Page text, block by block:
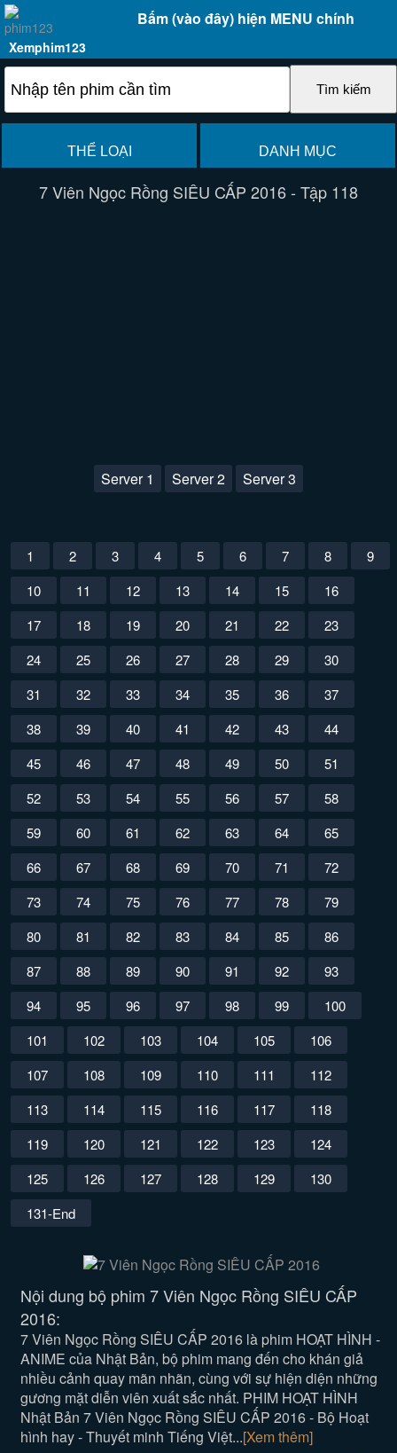
Bấm (vào đây) hiện MENU chính
Xemphim123
THỂ LOẠI DANH MỤC
7 Viên Ngọc Rồng SIÊU CẤP 2016 - Tập 118
Server 1 Server 2 Server 3
1 2 3 4 5 6 7 8
9
10
11 12 13 14 15
16
17
18 19 20 21 22
23
24
25 26 27 28 29
30
31
32 33 34 35 36
37
38
39 40 41 42 43
44
45
46 47 48 49 50
51
52
53 54 55 56 57
58
59
60 61 62 63 64
65
66
67 68 69 70 71
72
73
74 75 76 77 78
79
80
81 82 83 84 85
86
87
88 89 90 91 92
93
94
95 96 97 98 99
100
101
102 103 104 105
106
107
108 109 110 111
112
113
114 115 116 117
118
119
120 121 122 123
124
125
126 127 128 129
130
131-End
Nội dung bộ phim 7 Viên Ngọc Rồng SIÊU CẤP
2016:
7 Viên Ngọc Rồng SIÊU CẤP 2016 là phim HOẠT HÌNH -
ANIME của Nhật Bản, bộ phim mang đến cho khán giả
nhiều cảnh quay mãn nhãn, cùng với sự hiện diện những
gương mặt diễn viên xuất sắc nhất. PHIM HOẠT HÌNH
Nhật Bản 7 Viên Ngọc Rồng SIÊU CẤP 2016 - Bộ Hoạt
hình hay - Thuyết minh Tiếng Việt...[Xem thêm]